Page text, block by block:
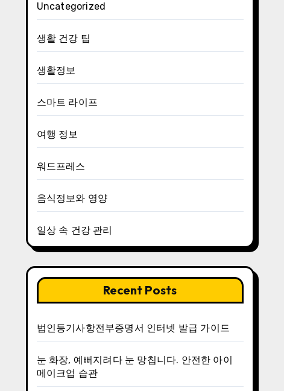
Uncategorized
생활 건강 팁
생활정보
스마트 라이프
여행 정보
워드프레스
음식정보와 영양
일상 속 건강 관리
Recent Posts
법인등기사항전부증명서 인터넷 발급 가이드
눈 화장, 예뻐지려다 눈 망칩니다. 안전한 아이
메이크업 습관